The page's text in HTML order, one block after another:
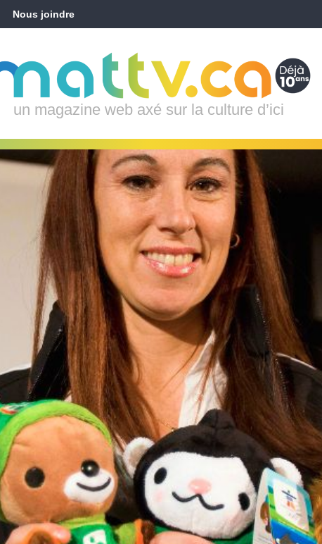
Nous joindre
un magazine web axé sur la culture d’ici